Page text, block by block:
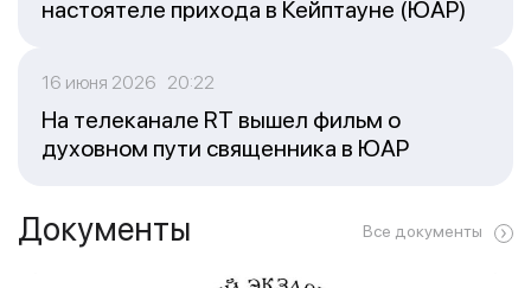
настоятеле прихода в Кейптауне (ЮАР)
16 июня 2026 20:22
На телеканале RT вышел фильм о
духовном пути священника в ЮАР
Документы Все документы